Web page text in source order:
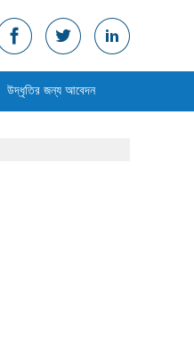
উদ্ধৃতির জন্য আবেদন